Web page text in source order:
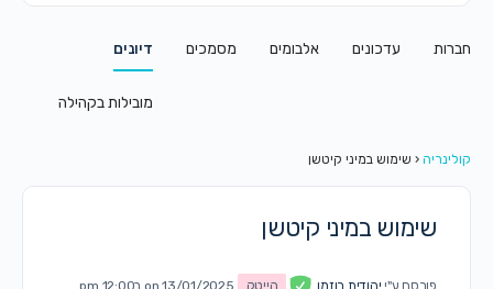
חברות עדכונים אלבומים מסמכים דיונים
מובילות בקהילה
קולינריה ‹ שימוש במיני קיטשן
שימוש במיני קיטשן
פורסם ע"ייהודית רוזמן הייטק on 13/01/2025 ב12:00 pm